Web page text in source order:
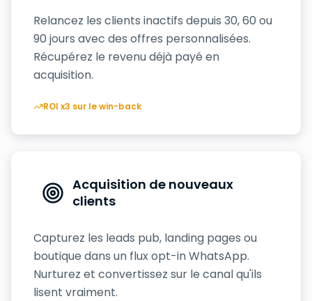
Relancez les clients inactifs depuis 30, 60 ou
90 jours avec des offres personnalisées.
Récupérez le revenu déjà payé en
acquisition.
ROI x3 sur le win-back
Acquisition de nouveaux
clients
Capturez les leads pub, landing pages ou
boutique dans un flux opt-in WhatsApp.
Nurturez et convertissez sur le canal qu'ils
lisent vraiment.